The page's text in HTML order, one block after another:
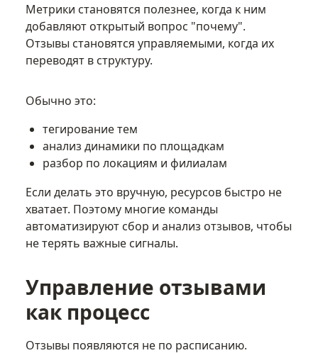
Метрики становятся полезнее, когда к ним
добавляют открытый вопрос "почему".
Отзывы становятся управляемыми, когда их
переводят в структуру.
Обычно это:
тегирование тем
анализ динамики по площадкам
разбор по локациям и филиалам
Если делать это вручную, ресурсов быстро не
хватает. Поэтому многие команды
автоматизируют сбор и анализ отзывов, чтобы
не терять важные сигналы.
Управление отзывами
как процесс
Отзывы появляются не по расписанию.